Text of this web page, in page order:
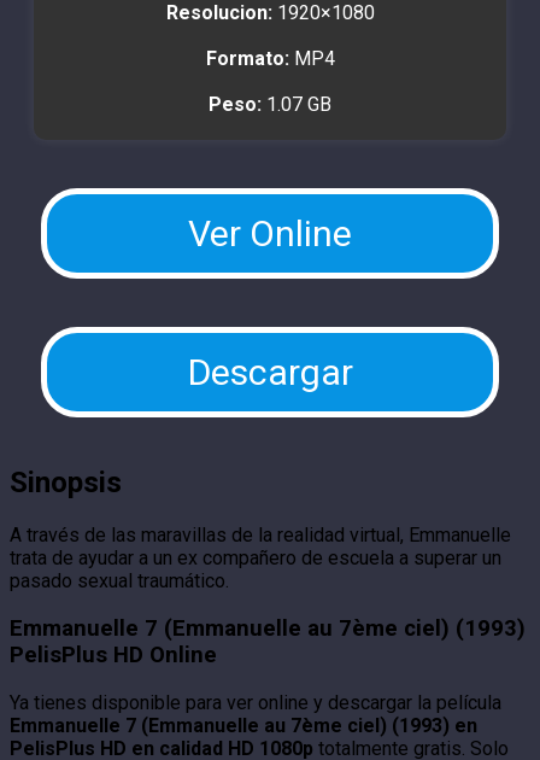
Resolucion: 1920×1080
Formato: MP4
Peso: 1.07 GB
Ver Online
Descargar
Sinopsis
A través de las maravillas de la realidad virtual, Emmanuelle
trata de ayudar a un ex compañero de escuela a superar un
pasado sexual traumático.
Emmanuelle 7 (Emmanuelle au 7ème ciel) (1993)
PelisPlus HD Online
Ya tienes disponible para ver online y descargar la película
Emmanuelle 7 (Emmanuelle au 7ème ciel) (1993) en
PelisPlus HD en calidad HD 1080p totalmente gratis. Solo